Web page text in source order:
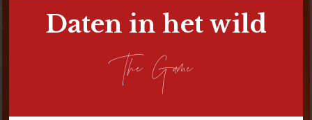
Daten in het wild
The Game